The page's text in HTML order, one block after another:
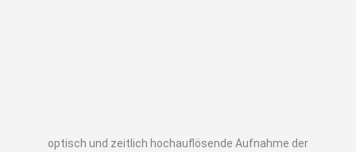
optisch und zeitlich hochauflösende Aufnahme der